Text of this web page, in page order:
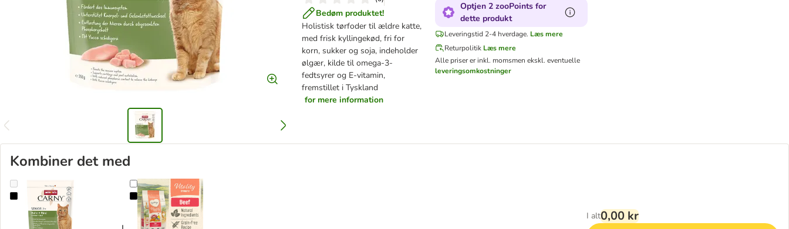
Bedøm produktet!
Holistisk tørfoder til ældre katte,
med frisk kyllingekød, fri for
korn, sukker og soja, indeholder
ølgær, kilde til omega-3-
fedtsyrer og E-vitamin,
fremstillet i Tyskland
for mere information
Optjen 2 zooPoints for
dette produkt
Leveringstid 2-4 hverdage. Læs mere
Returpolitik Læs mere
Alle priser er inkl. momsmen ekskl. eventuelle
leveringsomkostninger
Kombiner det med
animonda Carny Senior Kylling + OksekødFeringa Vitality Immune - Okse
I alt0,00 kr